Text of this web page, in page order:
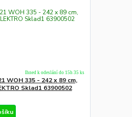
WOH 335 - 242 x 89 cm,
Sklad1 63900502
Ihned k odeslání do 15h 35 ks